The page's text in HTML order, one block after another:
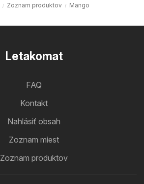
Zoznam produktov Mango
Letakomat
FAQ
Kontakt
Nahlásiť obsah
Zoznam miest
Zoznam produktov